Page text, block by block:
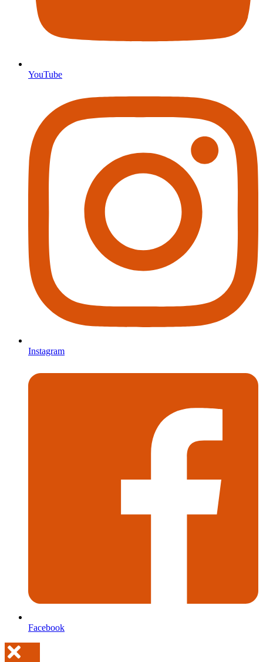
YouTube
Instagram
Facebook